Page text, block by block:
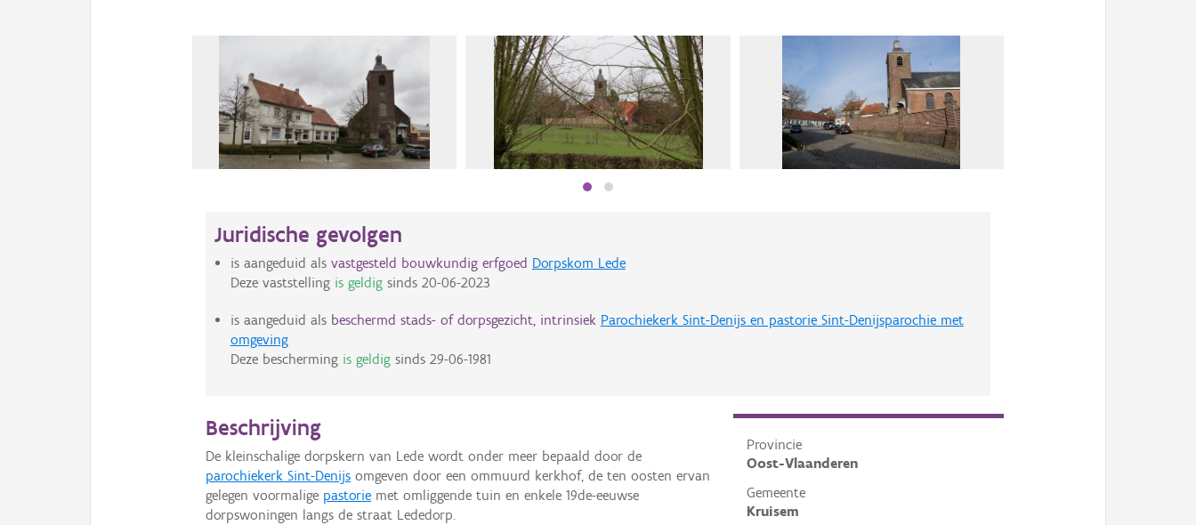
Juridische gevolgen
is aangeduid als vastgesteld bouwkundig erfgoed Dorpskom Lede
Deze vaststelling is geldigsinds 20-06-2023
is aangeduid als beschermd stads- of dorpsgezicht, intrinsiek Parochiekerk Sint-Denijs en pastorie Sint-Denijsparochie met
omgeving
Deze bescherming is geldigsinds 29-06-1981
Provincie
Oost-Vlaanderen
Gemeente
Kruisem
Beschrijving
De kleinschalige dorpskern van Lede wordt onder meer bepaald door de
parochiekerk Sint-Denijs omgeven door een ommuurd kerkhof, de ten oosten ervan
gelegen voormalige pastorie met omliggende tuin en enkele 19de-eeuwse
dorpswoningen langs de straat Lededorp.